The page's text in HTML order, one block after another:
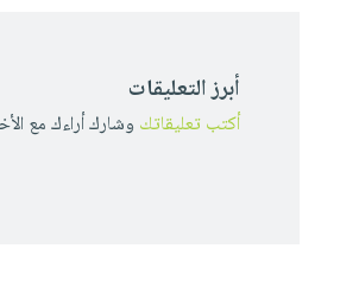
أبرز التعليقات
أكتب تعليقاتك وشارك أراءك مع